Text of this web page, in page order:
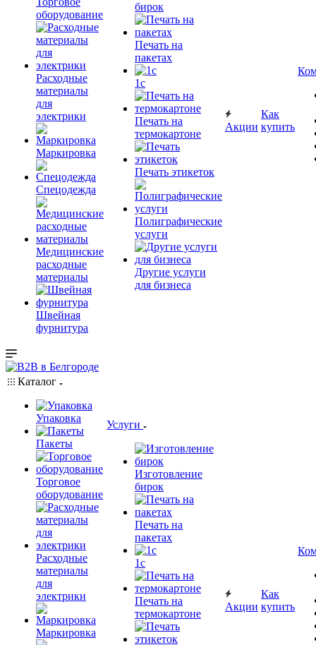
оборудование
Расходные
материалы
для
электрики
Маркировка
Спецодежда
Медицинские
расходные
материалы
Швейная
фурнитура
бирок
Печать на
пакетах
1c
Печать на
термокартоне
Печать этикеток
Полиграфические
услуги
Другие услуги
для бизнеса
Акции
Как
купить
Каталог
Упаковка
Пакеты
Торговое
оборудование
Расходные
материалы
для
электрики
Маркировка
Услуги
Изготовление
бирок
Печать на
пакетах
1c
Печать на
термокартоне
Акции
Как
купить